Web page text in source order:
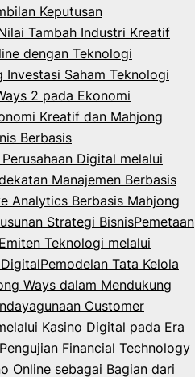
Keputusan
Tambah Industri Kreatif
dengan Teknologi
Investasi Saham Teknologi
2 pada Ekonomi
Kreatif dan Mahjong
Berbasis
Digital melalui
Manajemen Berbasis
Analytics Berbasis Mahjong
Strategi BisnisPemetaan
Teknologi melalui
Pemodelan Tata Kelola
Ways dalam Mendukung
Customer
Kasino Digital pada Era
Pengujian Financial Technology
Online sebagai Bagian dari